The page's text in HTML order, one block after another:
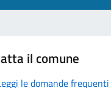
il comune
le domande frequenti